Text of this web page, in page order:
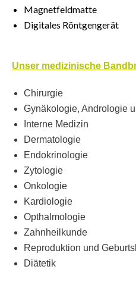
Magnetfeldmatte
Digitales Röntgengerät
Unser medizinische
Chirurgie
Gynäkologie, Andrologie
Interne Medizin
Dermatologie
Endokrinologie
Zytologie
Onkologie
Kardiologie
Opthalmologie
Zahnheilkunde
Reproduktion und
Diätetik